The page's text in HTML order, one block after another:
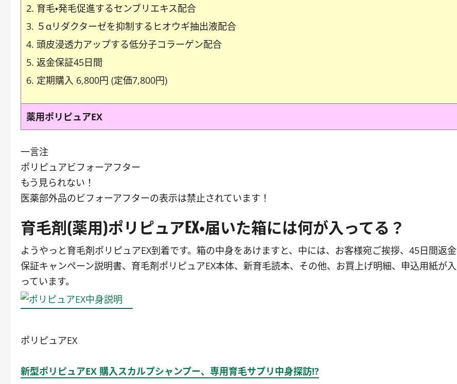
育毛・発毛促進するセンブリエキス配合
５αリダクターゼを抑制するヒオウギ抽出液配合
頭皮浸透力アップする低分子コラーゲン配合
返金保証45日間
定期購入 6,800円 (定価7,800円)
薬用ポリピュアEX
一言注
ポリピュアビフォーアフター
もう見られない！
医薬部外品のビフォーアフターの表示は禁止されています！
育毛剤(薬用)ポリピュアEX・届いた箱には何が入ってる？
ようやっと育毛剤ポリピュアEX到着です。箱の中身をあけますと、中には、お客様宛ご挨拶、45日間返金
保証キャンペーン説明書、育毛剤ポリピュアEX本体、新育毛読本、その他、お買上げ明細、申込用紙が入
っています。
ポリピュアEX
新型ポリピュアEX 購入スカルプシャンプー、専用育毛サプリ中身探訪⁉